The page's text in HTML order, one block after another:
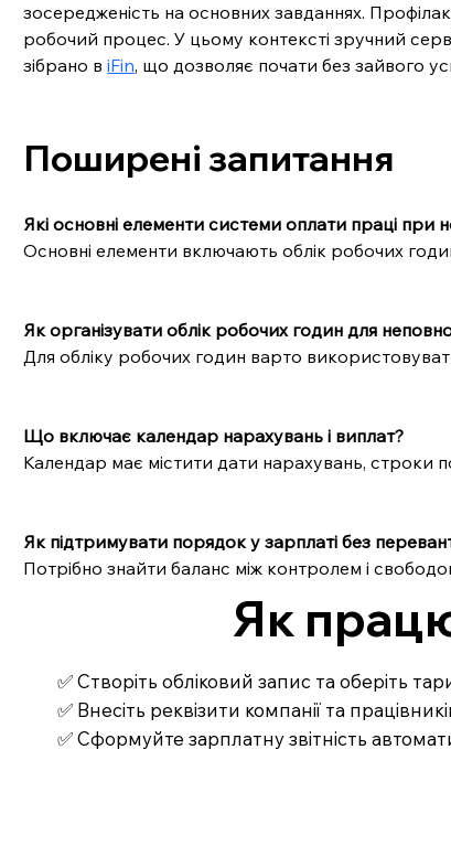
зосередженість на основних завданнях.
робочий процес. У цьому контексті зручний
зібрано в iFin, що дозволяє почати без зайвого
Поширені запитання
Які основні елементи системи оплати праці при
Основні елементи включають облік робочих
Як організувати облік робочих годин для
Для обліку робочих годин варто
Що включає календар нарахувань і виплат?
Календар має містити дати нарахувань, строки
Як підтримувати порядок у зарплаті без
Потрібно знайти баланс між контролем і
Як
✅ Створіть обліковий запис та оберіть
✅ Внесіть реквізити компанії та
✅ Сформуйте зарплатну звітність